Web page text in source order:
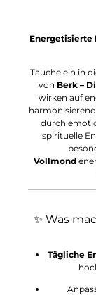
Energetisierte
Tauche ein in
von Berk –
wirken auf
durch
spirituelle
Vollmond
✨ Was
Tägliche